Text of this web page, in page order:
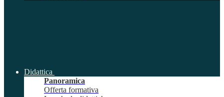
Didattica
Panoramica
Offerta formativa